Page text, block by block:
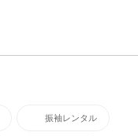
振袖レンタル